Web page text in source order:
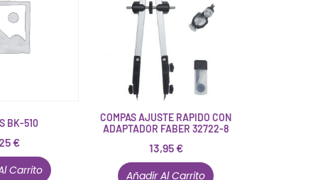
BK-510
€
Carrito
COMPAS AJUSTE RAPIDO CON
ADAPTADOR FABER 32722-8
13,95 €
Añadir Al Carrito